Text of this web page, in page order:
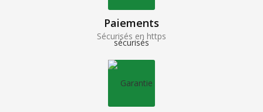
Paiements
Sécurisés en https